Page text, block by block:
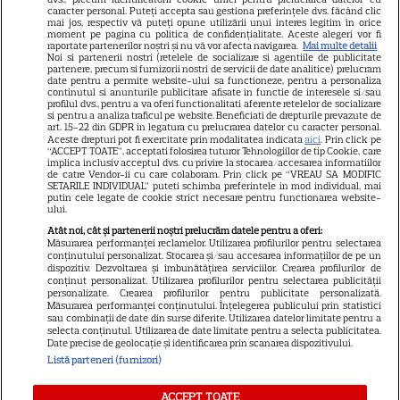
GSP
Știri mondene
Avantaje
Elle
Unica
Retete practice
URMĂREȘTE-NE PE
Copyright2026 Ringier Romania – Toate Drepturile rezervate
caracter personal. Puteți accepta sau gestiona preferințele dvs. făcând clic
mai jos, respectiv vă puteți opune utilizării unui interes legitim în orice
moment pe pagina cu politica de confidențialitate. Aceste alegeri vor fi
raportate partenerilor noștri și nu vă vor afecta navigarea. Mai multe detalii
Noi si partenerii nostri (retelele de socializare si agentiile de publicitate
partenere, precum si furnizorii nostri de servicii de date analitice) prelucram
date pentru a permite website-ului sa functioneze, pentru a personaliza
continutul si anunturile publicitare afisate in functie de interesele si/sau
profilul dvs., pentru a va oferi functionalitati aferente retelelor de socializare
si pentru a analiza traficul pe website. Beneficiati de drepturile prevazute de
art. 15-22 din GDPR in legatura cu prelucrarea datelor cu caracter personal.
Aceste drepturi pot fi exercitate prin modalitatea indicataaici. Prin click pe
“ACCEPT TOATE”, acceptati folosirea tuturor Tehnologiilor de tip Cookie, care
implica inclusiv acceptul dvs. cu privire la stocarea/accesarea informatiilor
de catre Vendor-ii cu care colaboram. Prin click pe “VREAU SA MODIFIC
SETARILE INDIVIDUAL” puteti schimba preferintele in mod individual, mai
putin cele legate de cookie strict necesare pentru functionarea website-
ului.
Atât noi, cât și partenerii noștri prelucrăm datele pentru a oferi:
Măsurarea performanței reclamelor. Utilizarea profilurilor pentru selectarea
conținutului personalizat. Stocarea și/sau accesarea informațiilor de pe un
dispozitiv. Dezvoltarea și îmbunătățirea serviciilor. Crearea profilurilor de
conținut personalizat. Utilizarea profilurilor pentru selectarea publicității
personalizate. Crearea profilurilor pentru publicitate personalizată.
Măsurarea performanței conținutului. Înțelegerea publicului prin statistici
sau combinații de date din surse diferite. Utilizarea datelor limitate pentru a
selecta conținutul. Utilizarea de date limitate pentru a selecta publicitatea.
Date precise de geolocație și identificarea prin scanarea dispozitivului.
Listă parteneri (furnizori)
ACCEPT TOATE